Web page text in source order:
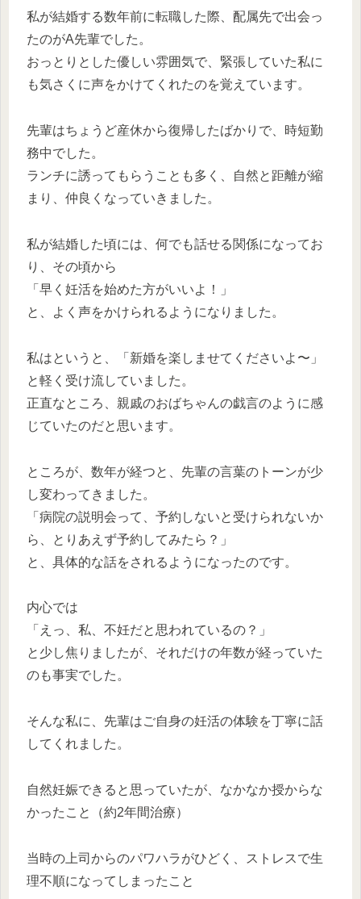
私が結婚する数年前に転職した際、配属先で出会っ
たのがA先輩でした。
おっとりとした優しい雰囲気で、緊張していた私に
も気さくに声をかけてくれたのを覚えています。
先輩はちょうど産休から復帰したばかりで、時短勤
務中でした。
ランチに誘ってもらうことも多く、自然と距離が縮
まり、仲良くなっていきました。
私が結婚した頃には、何でも話せる関係になってお
り、その頃から
「早く妊活を始めた方がいいよ！」
と、よく声をかけられるようになりました。
私はというと、「新婚を楽しませてくださいよ〜」
と軽く受け流していました。
正直なところ、親戚のおばちゃんの戯言のように感
じていたのだと思います。
ところが、数年が経つと、先輩の言葉のトーンが少
し変わってきました。
「病院の説明会って、予約しないと受けられないか
ら、とりあえず予約してみたら？」
と、具体的な話をされるようになったのです。
内心では
「えっ、私、不妊だと思われているの？」
と少し焦りましたが、それだけの年数が経っていた
のも事実でした。
そんな私に、先輩はご自身の妊活の体験を丁寧に話
してくれました。
自然妊娠できると思っていたが、なかなか授からな
かったこと（約2年間治療）
当時の上司からのパワハラがひどく、ストレスで生
理不順になってしまったこと